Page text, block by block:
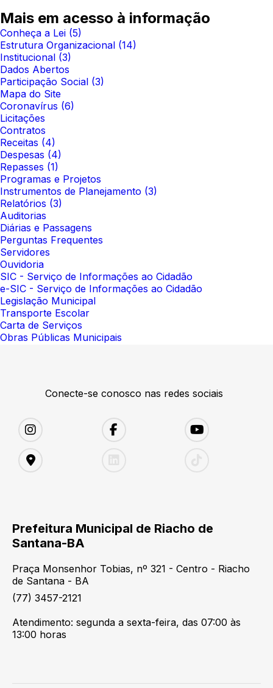
Mais em acesso à informação
Conheça a Lei (5)
Estrutura Organizacional (14)
Institucional (3)
Dados Abertos
Participação Social (3)
Mapa do Site
Coronavírus (6)
Licitações
Contratos
Receitas (4)
Despesas (4)
Repasses (1)
Programas e Projetos
Instrumentos de Planejamento (3)
Relatórios (3)
Auditorias
Diárias e Passagens
Perguntas Frequentes
Servidores
Ouvidoria
SIC - Serviço de Informações ao Cidadão
e-SIC - Serviço de Informações ao Cidadão
Legislação Municipal
Transporte Escolar
Carta de Serviços
Obras Públicas Municipais
Conecte-se conosco nas redes sociais
Prefeitura Municipal de Riacho de
Santana-BA
Praça Monsenhor Tobias, nº 321 - Centro - Riacho
de Santana - BA
(77) 3457-2121
Atendimento: segunda a sexta-feira, das 07:00 às
13:00 horas